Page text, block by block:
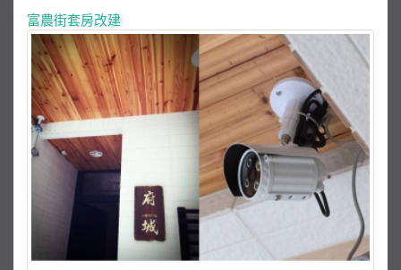
富農街套房改建